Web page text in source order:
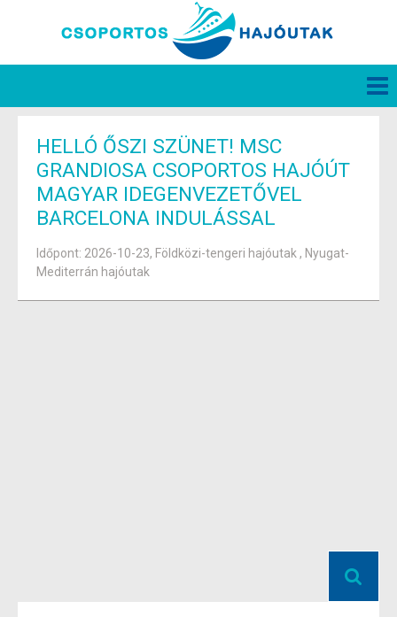
HELLÓ ŐSZI SZÜNET! MSC
GRANDIOSA CSOPORTOS HAJÓÚT
MAGYAR IDEGENVEZETŐVEL
BARCELONA INDULÁSSAL
Időpont: 2026-10-23, Földközi-tengeri hajóutak , Nyugat-
Mediterrán hajóutak